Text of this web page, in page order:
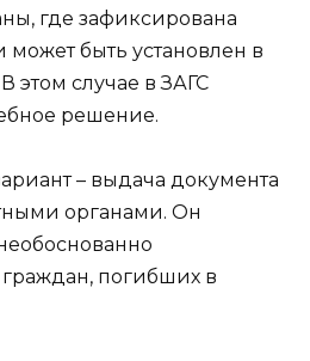
где зафиксирована
может быть установлен в
этом случае в ЗАГС
решение.
– выдача документа
органами. Он
погибших в